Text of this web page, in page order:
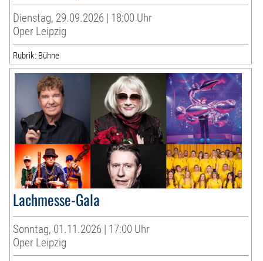
Dienstag, 29.09.2026 | 18:00 Uhr
Oper Leipzig
Rubrik: Bühne
Lachmesse-Gala
Sonntag, 01.11.2026 | 17:00 Uhr
Oper Leipzig